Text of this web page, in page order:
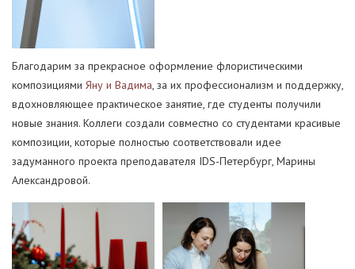
Благодарим за прекрасное оформление флористическими
композициями Яну и Вадима, за их профессионализм и поддержку,
вдохновляющее практическое занятие, где студенты получили
новые знания. Коллеги создали совместно со студентами красивые
композиции, которые полностью соответствовали идее
задуманного проекта преподавателя IDS-Петербург, Марины
Александровой.